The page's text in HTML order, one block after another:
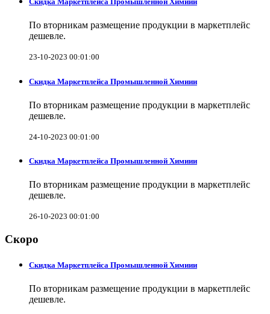
По вторникам размещение продукции в маркетплейс
дешевле.
23-10-2023 00:01:00
Скидка Маркетплейса Промышленной Химиии
По вторникам размещение продукции в маркетплейс
дешевле.
24-10-2023 00:01:00
Скидка Маркетплейса Промышленной Химиии
По вторникам размещение продукции в маркетплейс
дешевле.
26-10-2023 00:01:00
Скоро
Скидка Маркетплейса Промышленной Химиии
По вторникам размещение продукции в маркетплейс
дешевле.